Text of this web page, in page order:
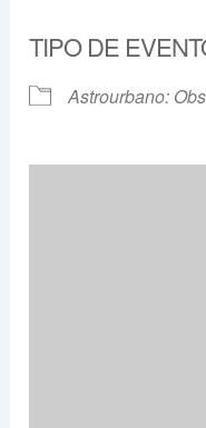
TIPO DE
Astrourbano: